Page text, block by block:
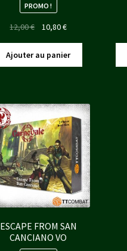
PROMO !
12,00€
Le
initial
était :
10,80€Le
actuel
est :
Ajouter au panier
ESCAPE FROM SAN
CANCIANO VO